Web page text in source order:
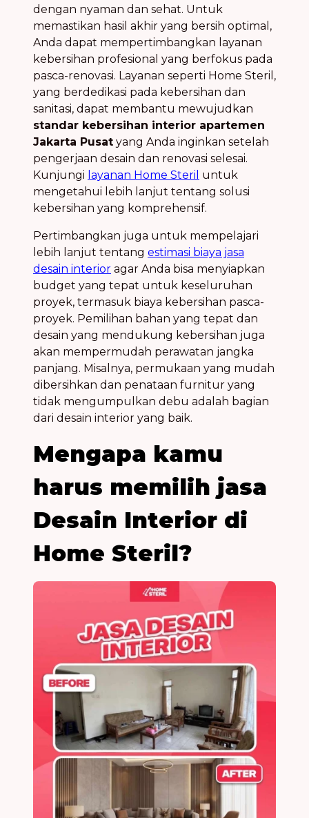
dengan nyaman dan sehat. Untuk
memastikan hasil akhir yang bersih optimal,
Anda dapat mempertimbangkan layanan
kebersihan profesional yang berfokus pada
pasca-renovasi. Layanan seperti Home Steril,
yang berdedikasi pada kebersihan dan
sanitasi, dapat membantu mewujudkan
standar kebersihan interior apartemen
Jakarta Pusat yang Anda inginkan setelah
pengerjaan desain dan renovasi selesai.
Kunjungi layanan Home Steril untuk
mengetahui lebih lanjut tentang solusi
kebersihan yang komprehensif.
Pertimbangkan juga untuk mempelajari
lebih lanjut tentang estimasi biaya jasa
desain interior agar Anda bisa menyiapkan
budget yang tepat untuk keseluruhan
proyek, termasuk biaya kebersihan pasca-
proyek. Pemilihan bahan yang tepat dan
desain yang mendukung kebersihan juga
akan mempermudah perawatan jangka
panjang. Misalnya, permukaan yang mudah
dibersihkan dan penataan furnitur yang
tidak mengumpulkan debu adalah bagian
dari desain interior yang baik.
Mengapa kamu
harus memilih jasa
Desain Interior di
Home Steril?